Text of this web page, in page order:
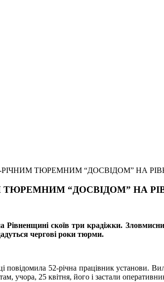
РІЧНИМ ТЮРЕМНИМ “ДОСВІДОМ” НА
ТЮРЕМНИМ “ДОСВІДОМ” НА
скоїв три крадіжки.
чергові роки тюрми.
повідомила 52-річна працівник установи.
учора, 25 квітня, його і застали